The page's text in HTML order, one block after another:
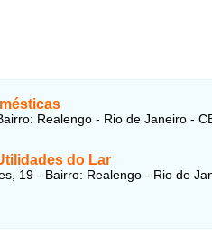
Realengo - Rio de Janeiro -
do Lar
19 - Bairro: Realengo - Rio de